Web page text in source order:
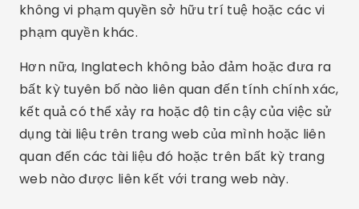
không vi phạm quyền sở hữu trí tuệ hoặc các vi
phạm quyền khác.
Hơn nữa, Inglatech không bảo đảm hoặc đưa ra
bất kỳ tuyên bố nào liên quan đến tính chính xác,
kết quả có thể xảy ra hoặc độ tin cậy của việc sử
dụng tài liệu trên trang web của mình hoặc liên
quan đến các tài liệu đó hoặc trên bất kỳ trang
web nào được liên kết với trang web này.